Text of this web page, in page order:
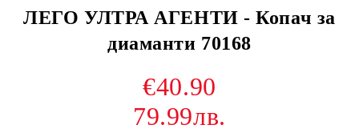
ЛЕГО УЛТРА АГЕНТИ - Копач за
диаманти 70168
€40.90
79.99лв.